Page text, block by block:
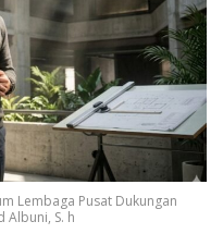
Lembaga Pusat Dukungan
Albuni, S. h